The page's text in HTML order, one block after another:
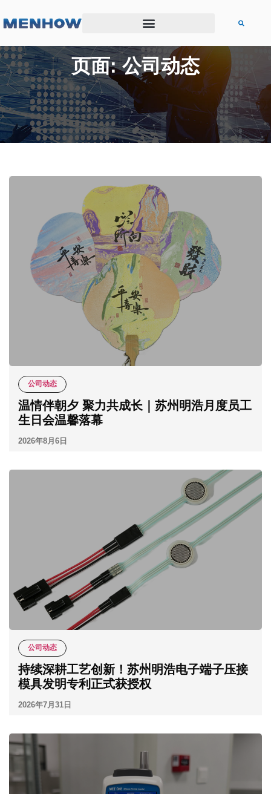
页面: 公司动态
公司动态
温情伴朝夕 聚力共成长｜苏州明浩月度员工
生日会温馨落幕
2026年8月6日
公司动态
持续深耕工艺创新！苏州明浩电子端子压接
模具发明专利正式获授权
2026年7月31日